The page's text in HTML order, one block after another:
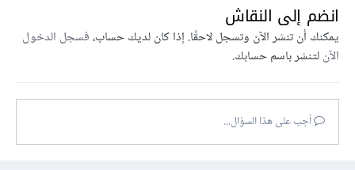
انضم إلى النقاش
يمكنك أن تنشر الآن وتسجل لاحقًا. إذا كان لديك حساب،فسجل الدخول
الآنلتنشر باسم حسابك.
أجب على هذا السؤال...